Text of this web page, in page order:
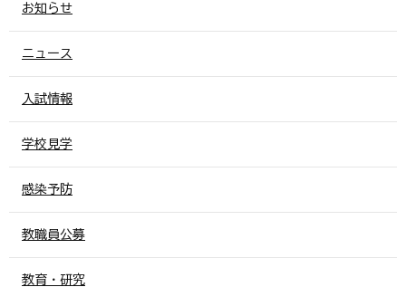
お知らせ
ニュース
入試情報
学校見学
感染予防
教職員公募
教育・研究